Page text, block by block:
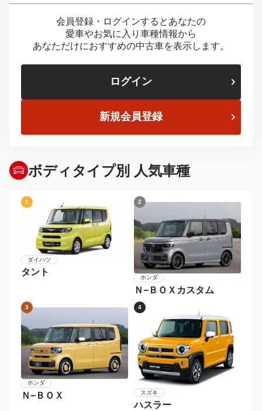
会員登録・ログインするとあなたの
愛車やお気に入り車種情報から
あなただけにおすすめの中古車を表示します。
ログイン
新規会員登録
ボディタイプ別 人気車種
1
ダイハツ
タント
2
ホンダ
Ｎ−ＢＯＸカスタム
3
ホンダ
Ｎ−ＢＯＸ
4
スズキ
ハスラー